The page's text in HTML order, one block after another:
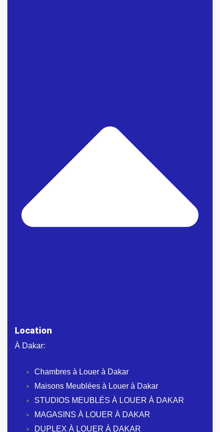
Location
À Dakar:
Chambres à Louer à Dakar
Maisons Meublées à Louer à Dakar
STUDIOS MEUBLÉS À LOUER À DAKAR
MAGASINS À LOUER À DAKAR
DUPLEX À LOUER À DAKAR